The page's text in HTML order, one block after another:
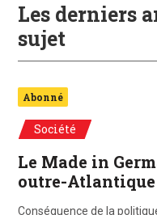
Les derniers
sujet
Abonné
Société
Le Made in
outre-Atlantique
Conséquence de la